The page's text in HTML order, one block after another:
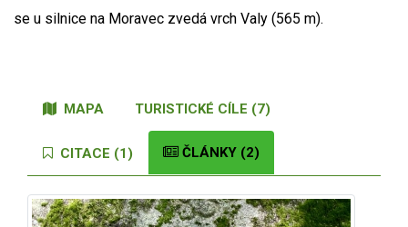
se u silnice na Moravec zvedá vrch Valy (565 m).
MAPA TURISTICKÉ CÍLE (7)
CITACE (1) ČLÁNKY (2)